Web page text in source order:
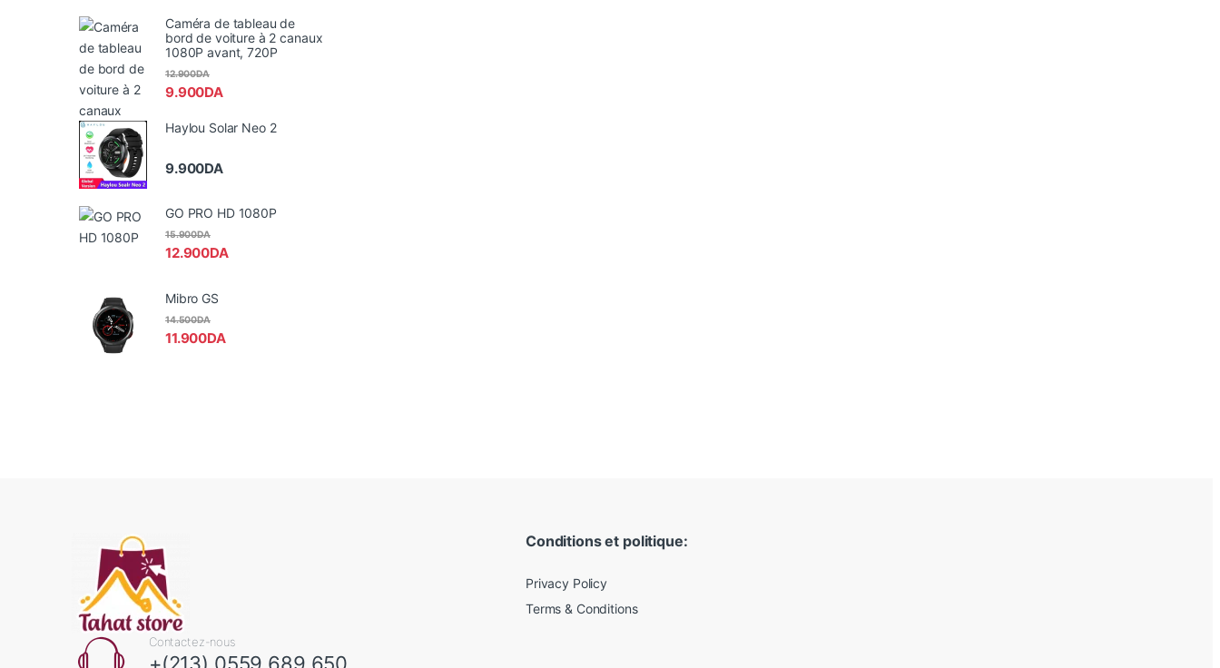
Caméra de tableau de
bord de voiture à 2 canaux
1080P avant, 720P
9.900DA
12.900DA
Haylou Solar Neo 2
9.900DA
GO PRO HD 1080P
12.900DA
15.900DA
Mibro GS
11.900DA
14.500DA
Contactez-nous
Conditions et politique:
Privacy Policy
Terms & Conditions